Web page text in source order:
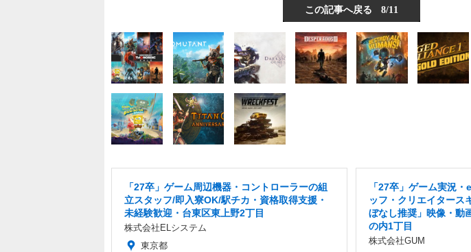
この記事へ戻る 8/11
「27卒」ゲーム周辺機器・コントローラーの組
立スタッフ/即入寮OK/駅チカ・資格取得支援・
未経験歓迎・台東区東上野2丁目
株式会社ELシステム
東京都
「27卒」ゲーム実況
ッフ・クリエイタース
ぼなし推奨」映像・動
の内1丁目
株式会社GUM